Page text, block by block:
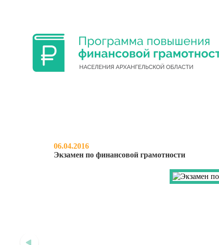
ЭКЗАМЕН ПО
06.04.2016
Экзамен по финансовой грамотности